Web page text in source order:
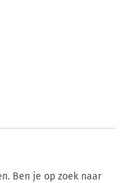
Ben je op zoek naar